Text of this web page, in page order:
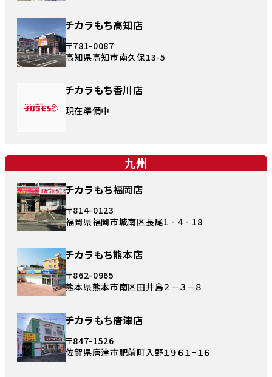
チカラもち高知店
〒781-0087
高知県高知市南久保13-5
チカラもち香川店
現在準備中
九州
チカラもち福岡店
〒814-0123
福岡県福岡市城南区長尾1‐4‐18
チカラもち熊本店
〒862-0965
熊本県熊本市南区田井島２－３－８
チカラもち唐津店
〒847-1526
佐賀県唐津市肥前町入野１９６１−１６